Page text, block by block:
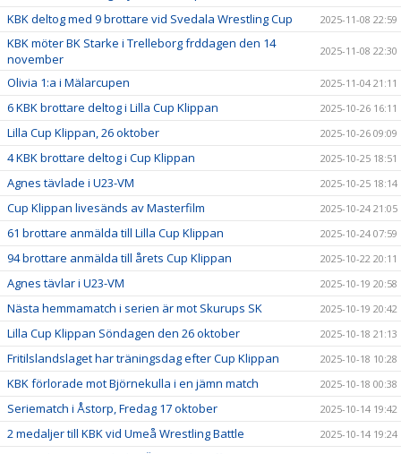
KBK deltog med 9 brottare vid Svedala Wrestling Cup 2025-11-08 22:59
KBK möter BK Starke i Trelleborg frddagen den 14
november
2025-11-08 22:30
Olivia 1:a i Mälarcupen 2025-11-04 21:11
6 KBK brottare deltog i Lilla Cup Klippan 2025-10-26 16:11
Lilla Cup Klippan, 26 oktober 2025-10-26 09:09
4 KBK brottare deltog i Cup Klippan 2025-10-25 18:51
Agnes tävlade i U23-VM 2025-10-25 18:14
Cup Klippan livesänds av Masterfilm 2025-10-24 21:05
61 brottare anmälda till Lilla Cup Klippan 2025-10-24 07:59
94 brottare anmälda till årets Cup Klippan 2025-10-22 20:11
Agnes tävlar i U23-VM 2025-10-19 20:58
Nästa hemmamatch i serien är mot Skurups SK 2025-10-19 20:42
Lilla Cup Klippan Söndagen den 26 oktober 2025-10-18 21:13
Fritilslandslaget har träningsdag efter Cup Klippan 2025-10-18 10:28
KBK förlorade mot Björnekulla i en jämn match 2025-10-18 00:38
Seriematch i Åstorp, Fredag 17 oktober 2025-10-14 19:42
2 medaljer till KBK vid Umeå Wrestling Battle 2025-10-14 19:24